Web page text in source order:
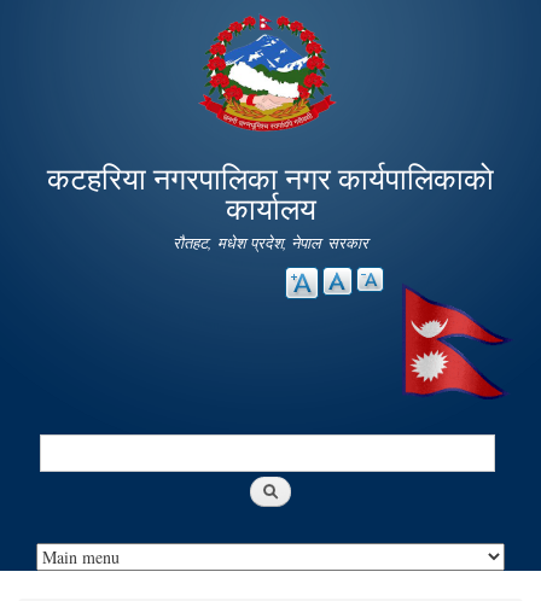
main
content
कटहरिया नगरपालिका नगर कार्यपालिकाकाे
कार्यालय
रौतहट, मधेश प्रदेश, नेपाल सरकार
Search